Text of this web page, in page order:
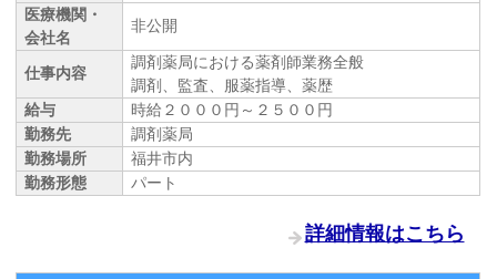
医療機関・
会社名
非公開
仕事内容
調剤薬局における薬剤師業務全般
調剤、監査、服薬指導、薬歴
給与
時給２０００円～２５００円
勤務先
調剤薬局
勤務場所
福井市内
勤務形態
パート
詳細情報はこちら